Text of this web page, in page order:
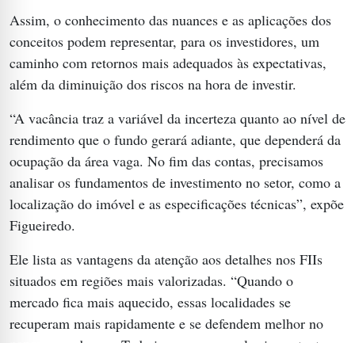
Assim, o conhecimento das nuances e as aplicações dos
conceitos podem representar, para os investidores, um
caminho com retornos mais adequados às expectativas,
além da diminuição dos riscos na hora de investir.
“A vacância traz a variável da incerteza quanto ao nível de
rendimento que o fundo gerará adiante, que dependerá da
ocupação da área vaga. No fim das contas, precisamos
analisar os fundamentos de investimento no setor, como a
localização do imóvel e as especificações técnicas”, expõe
Figueiredo.
Ele lista as vantagens da atenção aos detalhes nos FIIs
situados em regiões mais valorizadas. “Quando o
mercado fica mais aquecido, essas localidades se
recuperam mais rapidamente e se defendem melhor no